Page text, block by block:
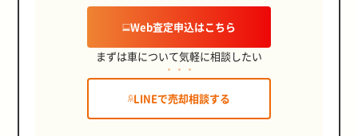
Web査定申込はこちら
まずは車について気軽に相談したい
LINEで売却相談する